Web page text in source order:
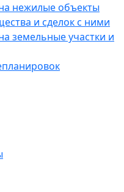
нежилые объекты
и сделок с ними
земельные участки и